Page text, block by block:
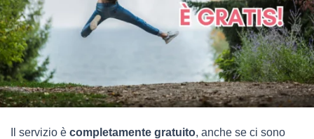
Il servizio è completamente gratuito, anche se ci sono